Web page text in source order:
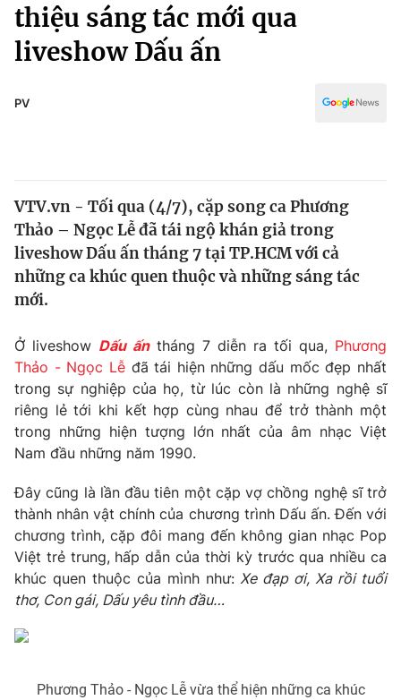
Chính trị
Xã hội
Pháp luật
Thế giới
Tin tức
Thế giới đó đây
Kinh tế
Tài chính
Thị trường
Góc doanh nghiệp
Truyền hình
Phim VTV
Hậu trường
Khán giả
Giải sao mai
Giải trí
Điện ảnh
Âm nhạc
Sao
Du lịch
Làm đẹp
Chất lượng cuộc sống
Giáo dục
Tuyển sinh
Học trực tuyến
Công nghệ
Hitech Công nghệ tương lai
Thị trường
Giao lưu trực tuyến
Lịch phát sóng
Truyền hình
Văn hóa - Giải trí
thiệu sáng tác mới qua
liveshow Dấu ấn
PV
VTV.vn - Tối qua (4/7), cặp song ca Phương
Thảo – Ngọc Lễ đã tái ngộ khán giả trong
liveshow Dấu ấn tháng 7 tại TP.HCM với cả
những ca khúc quen thuộc và những sáng tác
mới.
Ở liveshow Dấu ấntháng 7 diễn ra tối qua, Phương
Thảo - Ngọc Lễđã tái hiện những dấu mốc đẹp nhất
trong sự nghiệp của họ, từ lúc còn là những nghệ sĩ
riêng lẻ tới khi kết hợp cùng nhau để trở thành một
trong những hiện tượng lớn nhất của âm nhạc Việt
Nam đầu những năm 1990.
Đây cũng là lần đầu tiên một cặp vợ chồng nghệ sĩ trở
thành nhân vật chính của chương trình Dấu ấn. Đến với
chương trình, cặp đôi mang đến không gian nhạc Pop
Việt trẻ trung, hấp dẫn của thời kỳ trước qua nhiều ca
khúc quen thuộc của mình như:Xe đạp ơi, Xa rồi tuổi
thơ, Con gái, Dấu yêu tình đầu…
Phương Thảo - Ngọc Lễ vừa thể hiện những ca khúc